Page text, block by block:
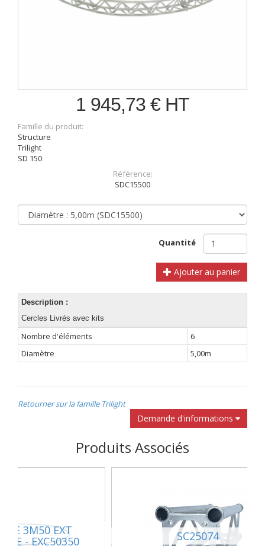
1 945,73 € HT
Famille du produit:
Structure
Trilight
SD 150
Référence:
SDC15500
Quantité
Ajouter au panier
Description :
Cercles Livrés avec kits
Nombre d'éléments
6
Diamètre
5,00m
Retourner sur la famille Trilight
Demande d'informations
Produits Associés
DE 3M50 EXT
- EXC50350 SC25074